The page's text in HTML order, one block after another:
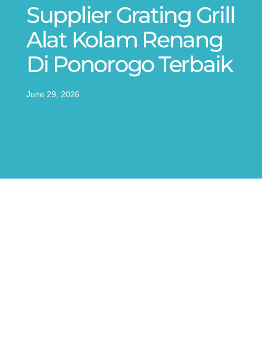
Supplier Grating Grill
Alat Kolam Renang
Di Ponorogo Terbaik
June 29, 2026